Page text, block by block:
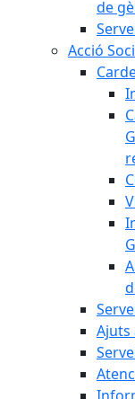
de
Acció
Ajuts